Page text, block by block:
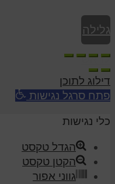
גלילה
לראש
העמוד
דילוג לתוכן
פתח סרגל נגישות
כלי נגישות
הגדל טקסט
הקטן טקסט
גווני אפור